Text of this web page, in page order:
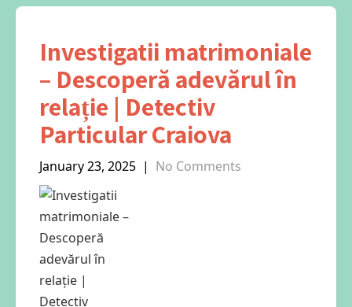
Investigatii matrimoniale
– Descoperă adevărul în
relație | Detectiv
Particular Craiova
January 23, 2025 | No Comments